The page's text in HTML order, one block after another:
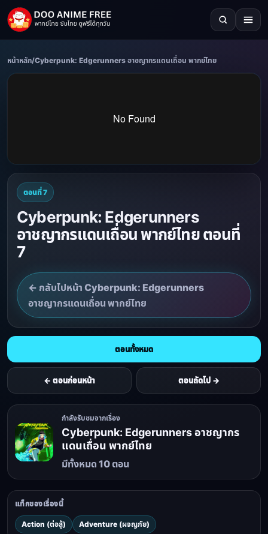
หน้าหลัก/Cyberpunk: Edgerunners อาชญากรแดนเถื่อน พากย์ไทย
ตอนที่ 7
Cyberpunk: Edgerunners
อาชญากรแดนเถื่อน พากย์ไทย ตอนที่
7
← กลับไปหน้า Cyberpunk: Edgerunners
อาชญากรแดนเถื่อน พากย์ไทย
← ตอนก่อนหน้า
ตอนทั้งหมด
ตอนถัดไป →
กำลังรับชมจากเรื่อง
Cyberpunk: Edgerunners อาชญากร
แดนเถื่อน พากย์ไทย
มีทั้งหมด 10 ตอน
แท็กของเรื่องนี้
Action (ต่อสู้) Adventure (ผจญภัย)